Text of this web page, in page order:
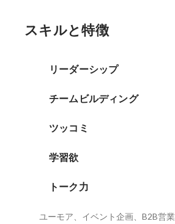
スキルと特徴
リーダーシップ
チームビルディング
ツッコミ
学習欲
トーク力
ユーモア、イベント企画、B2B営業